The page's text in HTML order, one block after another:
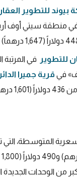
بيوند للتطوير
للتطوير
في المرتبة
في قرية جميرا
المتوسطة، التي
من الوحدات الجديدة